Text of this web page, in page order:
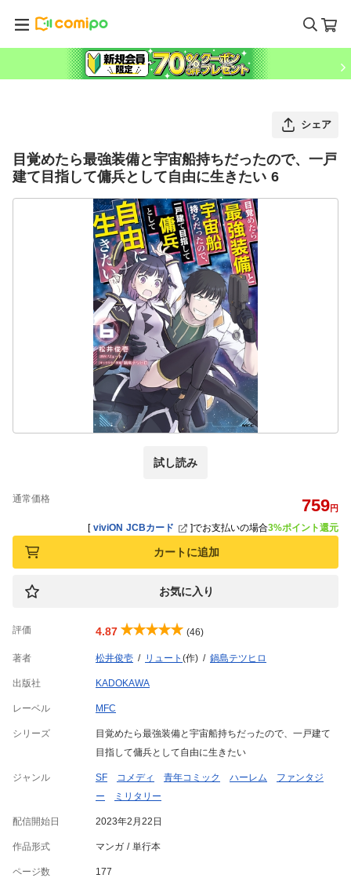
シェア
目覚めたら最強装備と宇宙船持ちだったので、一戸
建て目指して傭兵として自由に生きたい 6
試し読み
通常価格 759円
[ viviON JCBカード ]でお支払いの場合3%ポイント還元
カートに追加
お気に入り
評価 4.87 (46)
著者 松井俊壱 リュート (作) 鍋島テツヒロ
出版社 KADOKAWA
レーベル MFC
シリーズ
目覚めたら最強装備と宇宙船持ちだったので、一戸建て
目指して傭兵として自由に生きたい
ジャンル SF コメディ 青年コミック ハーレム
ファンタジ
ー
ミリタリー
配信開始日 2023年2月22日
作品形式 マンガ 単行本
ページ数 177